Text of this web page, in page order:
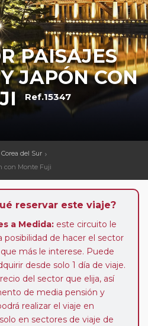
PAISAJES
JAPÓN CON
Ref.15347
del Sur
con Monte Fuji
reservar este viaje?
a Medida: este circuito le
posibilidad de hacer el sector
más le interese. Puede
desde solo 1 día de viaje.
del sector que elija, así
de media pensión y
realizar el viaje en
en sectores de viaje de